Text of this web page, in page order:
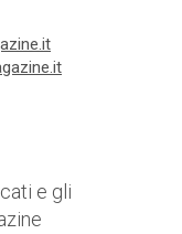
e gli